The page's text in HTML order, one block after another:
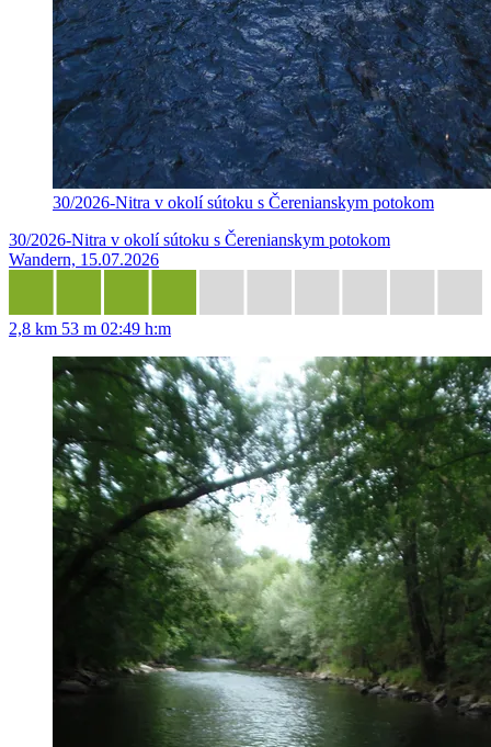
30/2026-Nitra v okolí sútoku s Čerenianskym potokom
30/2026-Nitra v okolí sútoku s Čerenianskym potokom
Wandern, 15.07.2026
2,8 km 53 m 02:49 h:m